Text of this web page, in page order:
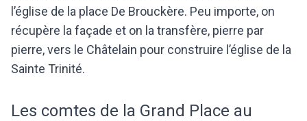
l’église de la place De Brouckère. Peu importe, on
récupère la façade et on la transfère, pierre par
pierre, vers le Châtelain pour construire l’église de la
Sainte Trinité.
Les comtes de la Grand Place au